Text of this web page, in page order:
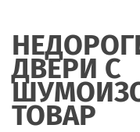
ДВЕРИ С
ТОВАР